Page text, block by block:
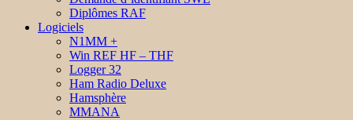
Diplômes RAF
Logiciels
N1MM +
Win REF HF – THF
Logger 32
Ham Radio Deluxe
Hamsphère
MMANA